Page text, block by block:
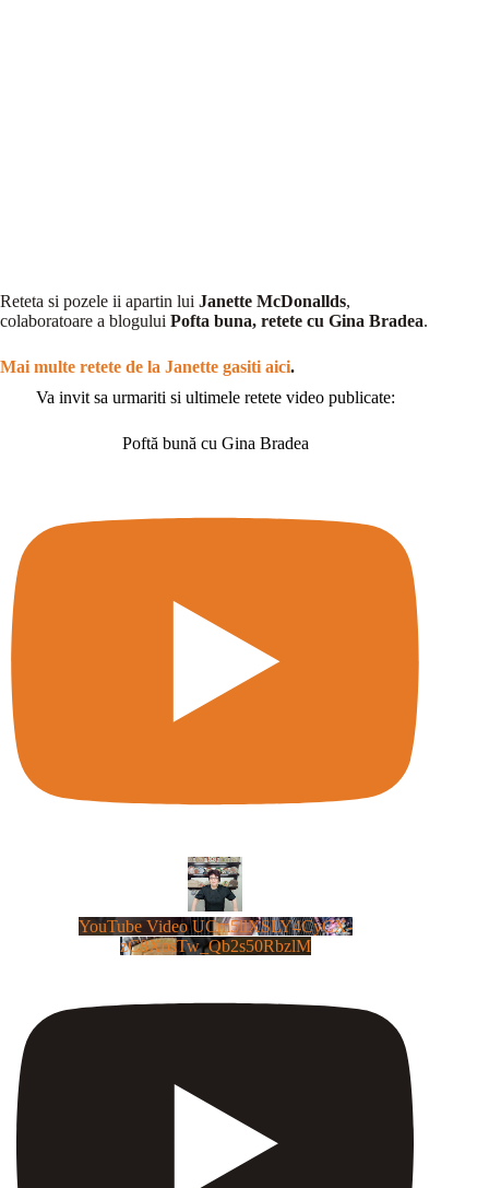
Reteta si pozele ii apartin lui Janette McDonallds,
colaboratoare a blogului Pofta buna, retete cu Gina Bradea.
Mai multe retete de la Janette gasiti aici.
Va invit sa urmariti si ultimele retete video publicate:
Poftă bună cu Gina Bradea
YouTube Video UCm5llXSLY4CyCX-
zC8XosTw_Qb2s50RbzlM